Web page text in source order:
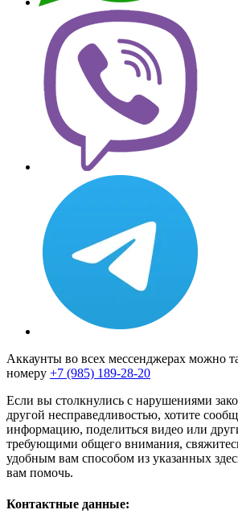
Аккаунты во всех мессенджерах можно
номеру +7 (985) 189-28-20
Если вы столкнулись с нарушениями
другой несправедливостью, хотите
информацию, поделиться видео или
требующими общего внимания,
удобным вам способом из указанных
вам помочь.
Контактные данные: